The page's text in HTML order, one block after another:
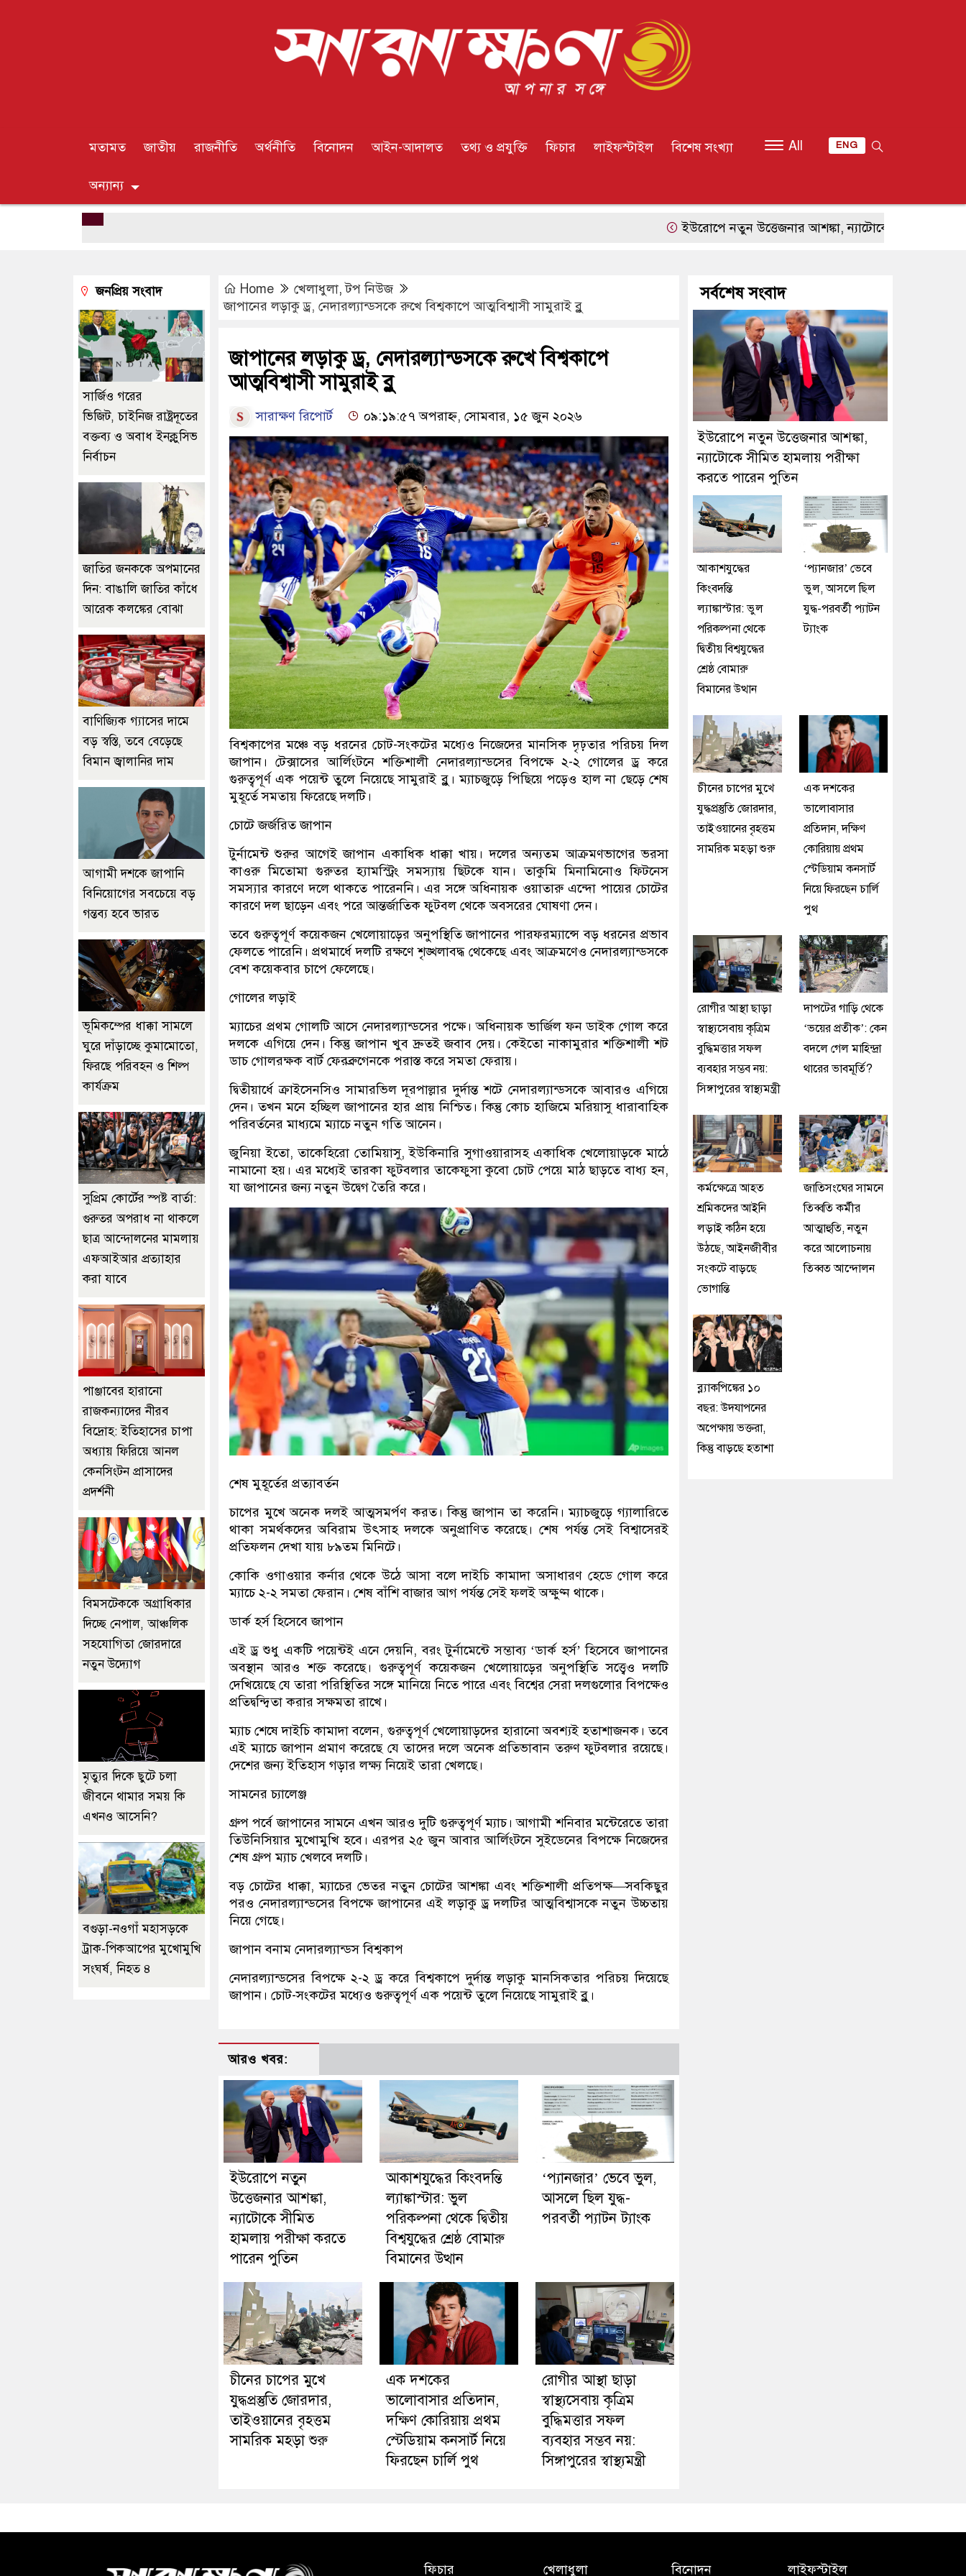
মতামত জাতীয় রাজনীতি অর্থনীতি বিনোদন আইন-আদালত তথ্য ও প্রযুক্তি ফিচার লাইফস্টাইল বিশেষ সংখ্যা
অন্যান্য
All ENG
ইউরোপে নতুন উত্তেজনার আশঙ্কা, ন্যাটোকে সীমিত হামলায় পরীক্ষা
Home খেলাধুলা,টপ নিউজ
জাপানের লড়াকু ড্র, নেদারল্যান্ডসকে রুখে বিশ্বকাপে আত্মবিশ্বাসী সামুরাই ব্লু
জাপানের লড়াকু ড্র, নেদারল্যান্ডসকে রুখে বিশ্বকাপে
আত্মবিশ্বাসী সামুরাই ব্লু
সারাক্ষণ রিপোর্ট ০৯:১৯:৫৭ অপরাহ্ন, সোমবার, ১৫ জুন ২০২৬
বিশ্বকাপের মঞ্চে বড় ধরনের চোট-সংকটের মধ্যেও নিজেদের মানসিক দৃঢ়তার পরিচয় দিল
জাপান। টেক্সাসের আর্লিংটনে শক্তিশালী নেদারল্যান্ডসের বিপক্ষে ২-২ গোলের ড্র করে
গুরুত্বপূর্ণ এক পয়েন্ট তুলে নিয়েছে সামুরাই ব্লু। ম্যাচজুড়ে পিছিয়ে পড়েও হাল না ছেড়ে শেষ
মুহূর্তে সমতায় ফিরেছে দলটি।
চোটে জর্জরিত জাপান
টুর্নামেন্ট শুরুর আগেই জাপান একাধিক ধাক্কা খায়। দলের অন্যতম আক্রমণভাগের ভরসা
কাওরু মিতোমা গুরুতর হ্যামস্ট্রিং সমস্যায় ছিটকে যান। তাকুমি মিনামিনোও ফিটনেস
সমস্যার কারণে দলে থাকতে পারেননি। এর সঙ্গে অধিনায়ক ওয়াতারু এন্দো পায়ের চোটের
কারণে দল ছাড়েন এবং পরে আন্তর্জাতিক ফুটবল থেকে অবসরের ঘোষণা দেন।
তবে গুরুত্বপূর্ণ কয়েকজন খেলোয়াড়ের অনুপস্থিতি জাপানের পারফরম্যান্সে বড় ধরনের প্রভাব
ফেলতে পারেনি। প্রথমার্ধে দলটি রক্ষণে শৃঙ্খলাবদ্ধ থেকেছে এবং আক্রমণেও নেদারল্যান্ডসকে
বেশ কয়েকবার চাপে ফেলেছে।
গোলের লড়াই
ম্যাচের প্রথম গোলটি আসে নেদারল্যান্ডসের পক্ষে। অধিনায়ক ভার্জিল ফন ডাইক গোল করে
দলকে এগিয়ে দেন। কিন্তু জাপান খুব দ্রুতই জবাব দেয়। কেইতো নাকামুরার শক্তিশালী শট
ডাচ গোলরক্ষক বার্ট ফেরব্রুগেনকে পরাস্ত করে সমতা ফেরায়।
দ্বিতীয়ার্ধে ক্রাইসেনসিও সামারভিল দূরপাল্লার দুর্দান্ত শটে নেদারল্যান্ডসকে আবারও এগিয়ে
দেন। তখন মনে হচ্ছিল জাপানের হার প্রায় নিশ্চিত। কিন্তু কোচ হাজিমে মরিয়াসু ধারাবাহিক
পরিবর্তনের মাধ্যমে ম্যাচে নতুন গতি আনেন।
জুনিয়া ইতো, তাকেহিরো তোমিয়াসু, ইউকিনারি সুগাওয়ারাসহ একাধিক খেলোয়াড়কে মাঠে
নামানো হয়। এর মধ্যেই তারকা ফুটবলার তাকেফুসা কুবো চোট পেয়ে মাঠ ছাড়তে বাধ্য হন,
যা জাপানের জন্য নতুন উদ্বেগ তৈরি করে।
শেষ মুহূর্তের প্রত্যাবর্তন
চাপের মুখে অনেক দলই আত্মসমর্পণ করত। কিন্তু জাপান তা করেনি। ম্যাচজুড়ে গ্যালারিতে
থাকা সমর্থকদের অবিরাম উৎসাহ দলকে অনুপ্রাণিত করেছে। শেষ পর্যন্ত সেই বিশ্বাসেরই
প্রতিফলন দেখা যায় ৮৯তম মিনিটে।
কোকি ওগাওয়ার কর্নার থেকে উঠে আসা বলে দাইচি কামাদা অসাধারণ হেডে গোল করে
ম্যাচে ২-২ সমতা ফেরান। শেষ বাঁশি বাজার আগ পর্যন্ত সেই ফলই অক্ষুণ্ন থাকে।
ডার্ক হর্স হিসেবে জাপান
এই ড্র শুধু একটি পয়েন্টই এনে দেয়নি, বরং টুর্নামেন্টে সম্ভাব্য ‘ডার্ক হর্স’ হিসেবে জাপানের
অবস্থান আরও শক্ত করেছে। গুরুত্বপূর্ণ কয়েকজন খেলোয়াড়ের অনুপস্থিতি সত্ত্বেও দলটি
দেখিয়েছে যে তারা পরিস্থিতির সঙ্গে মানিয়ে নিতে পারে এবং বিশ্বের সেরা দলগুলোর বিপক্ষেও
প্রতিদ্বন্দ্বিতা করার সক্ষমতা রাখে।
ম্যাচ শেষে দাইচি কামাদা বলেন, গুরুত্বপূর্ণ খেলোয়াড়দের হারানো অবশ্যই হতাশাজনক। তবে
এই ম্যাচে জাপান প্রমাণ করেছে যে তাদের দলে অনেক প্রতিভাবান তরুণ ফুটবলার রয়েছে।
দেশের জন্য ইতিহাস গড়ার লক্ষ্য নিয়েই তারা খেলছে।
সামনের চ্যালেঞ্জ
গ্রুপ পর্বে জাপানের সামনে এখন আরও দুটি গুরুত্বপূর্ণ ম্যাচ। আগামী শনিবার মন্টেরেতে তারা
তিউনিসিয়ার মুখোমুখি হবে। এরপর ২৫ জুন আবার আর্লিংটনে সুইডেনের বিপক্ষে নিজেদের
শেষ গ্রুপ ম্যাচ খেলবে দলটি।
বড় চোটের ধাক্কা, ম্যাচের ভেতর নতুন চোটের আশঙ্কা এবং শক্তিশালী প্রতিপক্ষ—সবকিছুর
পরও নেদারল্যান্ডসের বিপক্ষে জাপানের এই লড়াকু ড্র দলটির আত্মবিশ্বাসকে নতুন উচ্চতায়
নিয়ে গেছে।
জাপান বনাম নেদারল্যান্ডস বিশ্বকাপ
নেদারল্যান্ডসের বিপক্ষে ২-২ ড্র করে বিশ্বকাপে দুর্দান্ত লড়াকু মানসিকতার পরিচয় দিয়েছে
জাপান। চোট-সংকটের মধ্যেও গুরুত্বপূর্ণ এক পয়েন্ট তুলে নিয়েছে সামুরাই ব্লু।
আরও খবর:
ইউরোপে নতুন
উত্তেজনার আশঙ্কা,
ন্যাটোকে সীমিত
হামলায় পরীক্ষা করতে
পারেন পুতিন
আকাশযুদ্ধের কিংবদন্তি
ল্যাঙ্কাস্টার: ভুল
পরিকল্পনা থেকে দ্বিতীয়
বিশ্বযুদ্ধের শ্রেষ্ঠ বোমারু
বিমানের উত্থান
‘প্যানজার’ ভেবে ভুল,
আসলে ছিল যুদ্ধ-
পরবর্তী প্যাটন ট্যাংক
চীনের চাপের মুখে
যুদ্ধপ্রস্তুতি জোরদার,
তাইওয়ানের বৃহত্তম
সামরিক মহড়া শুরু
এক দশকের
ভালোবাসার প্রতিদান,
দক্ষিণ কোরিয়ায় প্রথম
স্টেডিয়াম কনসার্ট নিয়ে
ফিরছেন চার্লি পুথ
রোগীর আস্থা ছাড়া
স্বাস্থ্যসেবায় কৃত্রিম
বুদ্ধিমত্তার সফল
ব্যবহার সম্ভব নয়:
সিঙ্গাপুরের স্বাস্থ্যমন্ত্রী
জনপ্রিয় সংবাদ
সার্জিও গরের
ভিজিট, চাইনিজ রাষ্ট্রদূতের
বক্তব্য ও অবাধ ইনক্লুসিভ
নির্বাচন
জাতির জনককে অপমানের
দিন: বাঙালি জাতির কাঁধে
আরেক কলঙ্কের বোঝা
বাণিজ্যিক গ্যাসের দামে
বড় স্বস্তি, তবে বেড়েছে
বিমান জ্বালানির দাম
আগামী দশকে জাপানি
বিনিয়োগের সবচেয়ে বড়
গন্তব্য হবে ভারত
ভূমিকম্পের ধাক্কা সামলে
ঘুরে দাঁড়াচ্ছে কুমামোতো,
ফিরছে পরিবহন ও শিল্প
কার্যক্রম
সুপ্রিম কোর্টের স্পষ্ট বার্তা:
গুরুতর অপরাধ না থাকলে
ছাত্র আন্দোলনের মামলায়
এফআইআর প্রত্যাহার
করা যাবে
পাঞ্জাবের হারানো
রাজকন্যাদের নীরব
বিদ্রোহ: ইতিহাসের চাপা
অধ্যায় ফিরিয়ে আনল
কেনসিংটন প্রাসাদের
প্রদর্শনী
বিমসটেককে অগ্রাধিকার
দিচ্ছে নেপাল, আঞ্চলিক
সহযোগিতা জোরদারে
নতুন উদ্যোগ
মৃত্যুর দিকে ছুটে চলা
জীবনে থামার সময় কি
এখনও আসেনি?
বগুড়া-নওগাঁ মহাসড়কে
ট্রাক-পিকআপের মুখোমুখি
সংঘর্ষ, নিহত ৪
সর্বশেষ সংবাদ
ইউরোপে নতুন উত্তেজনার আশঙ্কা,
ন্যাটোকে সীমিত হামলায় পরীক্ষা
করতে পারেন পুতিন
আকাশযুদ্ধের
কিংবদন্তি
ল্যাঙ্কাস্টার: ভুল
পরিকল্পনা থেকে
দ্বিতীয় বিশ্বযুদ্ধের
শ্রেষ্ঠ বোমারু
বিমানের উত্থান
‘প্যানজার’ ভেবে
ভুল, আসলে ছিল
যুদ্ধ-পরবর্তী প্যাটন
ট্যাংক
চীনের চাপের মুখে
যুদ্ধপ্রস্তুতি জোরদার,
তাইওয়ানের বৃহত্তম
সামরিক মহড়া শুরু
এক দশকের
ভালোবাসার
প্রতিদান, দক্ষিণ
কোরিয়ায় প্রথম
স্টেডিয়াম কনসার্ট
নিয়ে ফিরছেন চার্লি
পুথ
রোগীর আস্থা ছাড়া
স্বাস্থ্যসেবায় কৃত্রিম
বুদ্ধিমত্তার সফল
ব্যবহার সম্ভব নয়:
সিঙ্গাপুরের স্বাস্থ্যমন্ত্রী
দাপটের গাড়ি থেকে
‘ভয়ের প্রতীক’: কেন
বদলে গেল মাহিন্দ্রা
থারের ভাবমূর্তি?
কর্মক্ষেত্রে আহত
শ্রমিকদের আইনি
লড়াই কঠিন হয়ে
উঠছে, আইনজীবীর
সংকটে বাড়ছে
ভোগান্তি
জাতিসংঘের সামনে
তিব্বতি কর্মীর
আত্মাহুতি, নতুন
করে আলোচনায়
তিব্বত আন্দোলন
ব্ল্যাকপিঙ্কের ১০
বছর: উদযাপনের
অপেক্ষায় ভক্তরা,
কিন্তু বাড়ছে হতাশা
ফিচার খেলাধুলা বিনোদন লাইফস্টাইল